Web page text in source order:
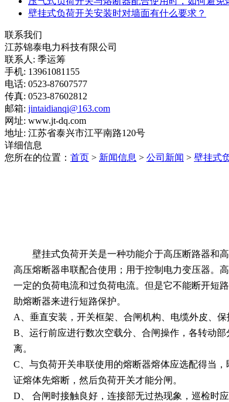
壁挂式负荷开关安装时对墙面有什么要求？
联系我们
江苏锦泰电力科技有限公司
联系人: 季运筹
手机: 13961081155
电话: 0523-87607577
传真: 0523-87602812
邮箱: jintaidianqi@163.com
网址: www.jt-dq.com
地址: 江苏省泰兴市江平南路120号
详细信息
您所在的位置： 首页 > 新闻信息 > 公司新闻 > 壁挂式
壁挂式负荷开关是一种功能介于高压断路器和
高压熔断器串联配合使用；用于控制电力变压器。
一定的负荷电流和过负荷电流。但是它不能断开短
助熔断器来进行短路保护。
A、垂直安装，开关框架、合闸机构、电缆外皮、
B、运行前应进行数次空载分、合闸操作，各转动
离。
C、与负荷开关串联使用的熔断器熔体应选配得当
证熔体先熔断，然后负荷开关才能分闸。
D、 合闸时接触良好，连接部无过热现象，巡检时